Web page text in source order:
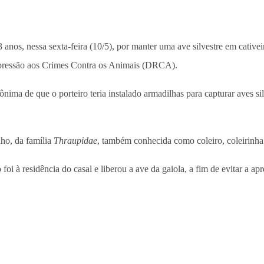
nessa sexta-feira (10/5), por manter uma ave silvestre em
aos Crimes Contra os Animais (DRCA).
de que o porteiro teria instalado armadilhas para capturar
da família Thraupidae, também conhecida como coleiro,
à residência do casal e liberou a ave da gaiola, a fim de evitar a